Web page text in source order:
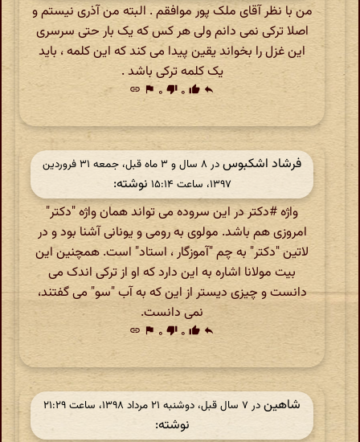
من با نظر آقای ملک پور موافقم . البته من آذری نیستم و
اصلا ترکی نمی دانم ولی هر کس که یک بار حتی سرسری
این غزل را بخواند یقین پیدا می کند که این کلمه ، باید
یک کلمه ترکی باشد .
reply
thumb_up ۰ thumb_down ۰ flag
link
فرشاد اشکبوس
در ‫۸ سال و ۳ ماه قبل، جمعه ۳۱ فروردین
۱۳۹۷، ساعت ۱۵:۱۴
نوشته:
واژه #دکتر در این سروده می تواند همان واژه "دکتر"
امروزی هم باشد. مولوی به رومی و یونانی آشنا بود و در
لاتین "دکتر" به چم "آموزگار ، استاد" است. همچنین این
بیت مولانا اشاره به این دارد که او از ترکی اندک می
دانست و چیزی دیستر از این که به آب "سو" می گفتند،
نمی دانست.
reply
thumb_up ۰ thumb_down ۰ flag
link
شاهیندر ‫۷ سال قبل، دوشنبه ۲۱ مرداد ۱۳۹۸، ساعت ۲۱:۲۹
نوشته: